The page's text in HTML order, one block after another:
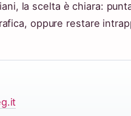
la scelta è chiara:
oppure restare